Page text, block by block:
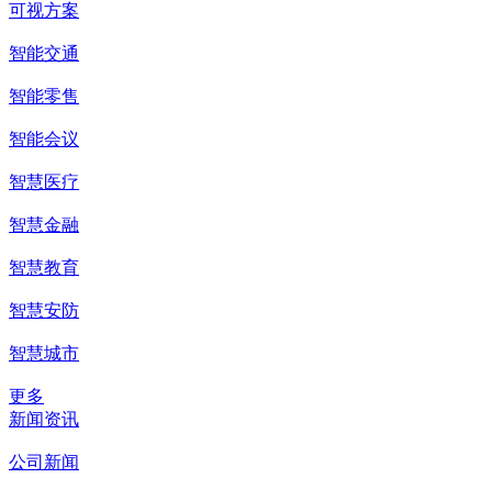
可视方案
智能交通
智能零售
智能会议
智慧医疗
智慧金融
智慧教育
智慧安防
智慧城市
更多
新闻资讯
公司新闻